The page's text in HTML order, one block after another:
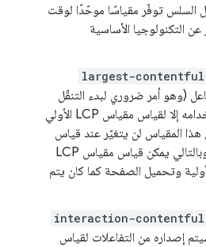
السلس توفّر مقياسًا موحّدًا لوقت
التكنولوجيا الأساسية
largest-
(وهو أمر ضروري لبدء التنقّل
المرن)، لذا لا يمكن استخدامه إلا لقياس مقياس LCP الأولي
المقياس لن يتغيّر عند قياس
عمليات التنقّل السلس، وبالتالي يمكن قياس مقياس LCP
وتحميل الصفحة كما كان يتم
interaction-
إصداره من التفاعلات لقياس